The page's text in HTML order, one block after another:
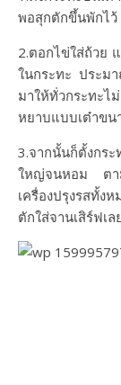
พอสุกตักขึ้นพักไว้
2.ตอกไข่ใส่ถ้วย
ในกระทะ ประม
มาให้ทั่วกระทะไ
หยาบแบบเต๋าขน
3.จากนั้นก็ตั้งก
ใหญ่จนหอม ตาม
เครื่องปรุงรสทั้
ตักใส่จานเสิร์ฟเล